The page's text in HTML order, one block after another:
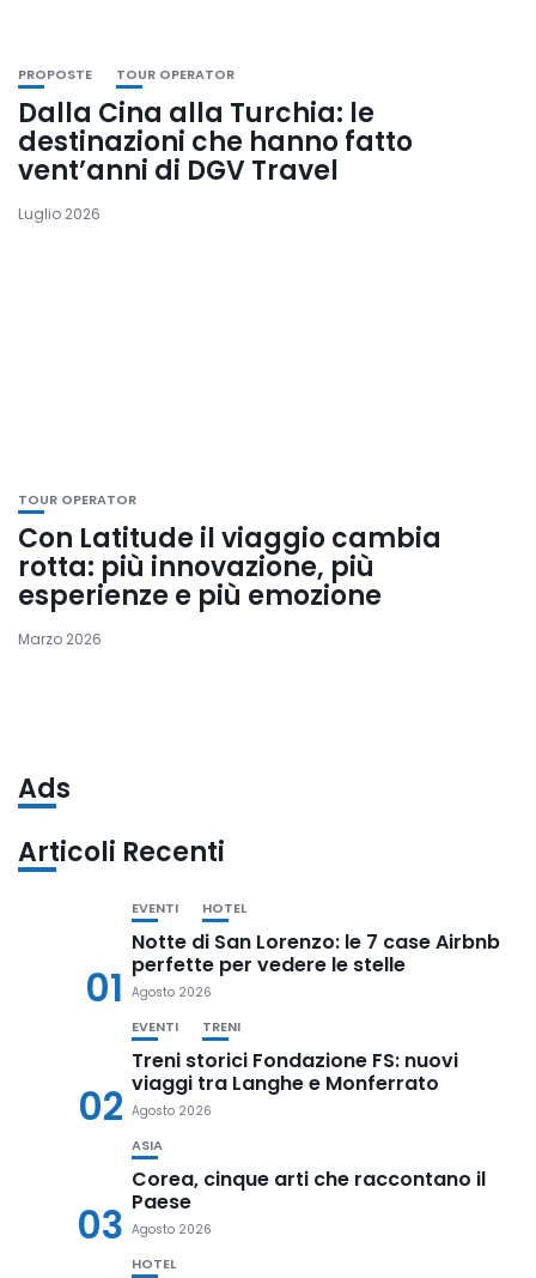
PROPOSTE TOUR OPERATOR
Dalla Cina alla Turchia: le
destinazioni che hanno fatto
vent’anni di DGV Travel
Luglio 2026
TOUR OPERATOR
Con Latitude il viaggio cambia
rotta: più innovazione, più
esperienze e più emozione
Marzo 2026
Ads
Articoli Recenti
01
EVENTI HOTEL
Notte di San Lorenzo: le 7 case Airbnb
perfette per vedere le stelle
Agosto 2026
02
EVENTI TRENI
Treni storici Fondazione FS: nuovi
viaggi tra Langhe e Monferrato
Agosto 2026
03
ASIA
Corea, cinque arti che raccontano il
Paese
Agosto 2026
HOTEL